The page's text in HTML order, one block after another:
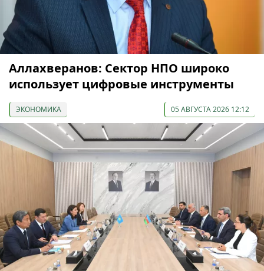
Аллахверанов: Сектор НПО широко
использует цифровые инструменты
ЭКОНОМИКА 05 АВГУСТА 2026 12:12